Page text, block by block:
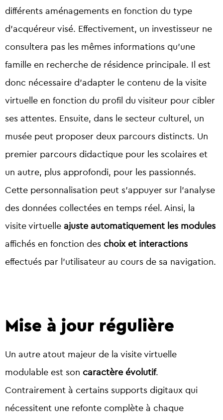
différents aménagements en fonction du type
d’acquéreur visé. Effectivement, un investisseur ne
consultera pas les mêmes informations qu’une
famille en recherche de résidence principale. Il est
donc nécessaire d’adapter le contenu de la visite
virtuelle en fonction du profil du visiteur pour cibler
ses attentes. Ensuite, dans le secteur culturel, un
musée peut proposer deux parcours distincts. Un
premier parcours didactique pour les scolaires et
un autre, plus approfondi, pour les passionnés.
Cette personnalisation peut s’appuyer sur l’analyse
des données collectées en temps réel. Ainsi, la
visite virtuelle ajuste automatiquement les modules
affichés en fonction des choix et interactions
effectués par l’utilisateur au cours de sa navigation.
Mise à jour régulière
Un autre atout majeur de la visite virtuelle
modulable est son caractère évolutif.
Contrairement à certains supports digitaux qui
nécessitent une refonte complète à chaque